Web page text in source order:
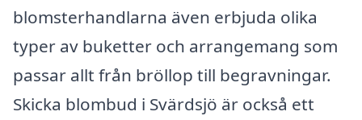
blomsterhandlarna även erbjuda olika
typer av buketter och arrangemang som
passar allt från bröllop till begravningar.
Skicka blombud i Svärdsjö är också ett